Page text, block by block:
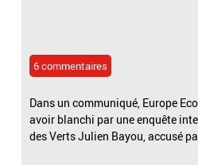
6 commentaires
Dans un communiqué, Europe
avoir blanchi par une enquête
des Verts Julien Bayou, accusé